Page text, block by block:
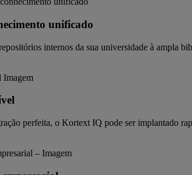
unificado
internos da sua universidade à ampla
perfeita, o Kortext IQ pode ser implantado